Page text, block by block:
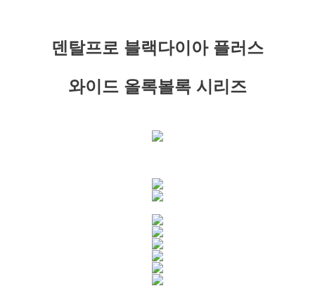
덴탈프로 블랙다이아 플러스
와이드 올록볼록 시리즈